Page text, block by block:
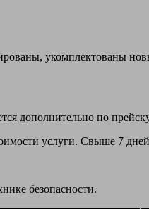
укомплектованы
дополнительно по
услуги. Свыше 7
безопасности.